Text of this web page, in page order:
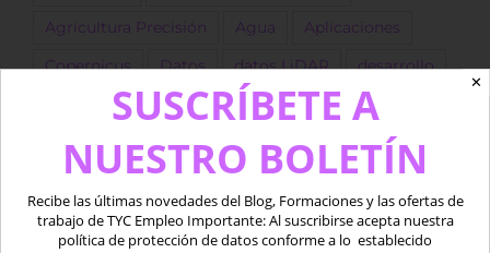
Agricultura Precisión Agua Aplicaciones
Copernicus Datos datos LiDAR desarrollo
Descarga dron Drones empleo
forestal Fotogrametría GEE GIS golf
Imágenes satélite ingeniero Landsat
✕
SUSCRÍBETE A
NUESTRO BOLETÍN
Recibe las últimas novedades del Blog, Formaciones y las ofertas de
trabajo de TYC Empleo Importante: Al suscribirse acepta nuestra
política de protección de datos conforme a lo establecido